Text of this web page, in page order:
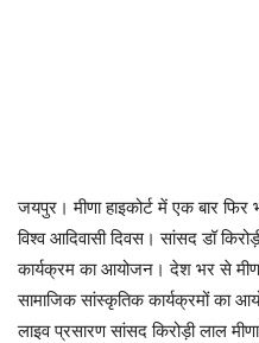
जयपुर। मीणा हाइकोर्ट में एक बार
विश्व आदिवासी दिवस। सांसद डॉ
कार्यक्रम का आयोजन। देश भर से
सामाजिक सांस्कृतिक कार्यक्रमों का
लाइव प्रसारण सांसद किरोड़ी लाल